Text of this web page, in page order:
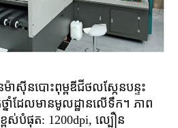
ៃម៉ាស៊ីនបោះពុម្ពឌីជីថលស្កែនបន្ទះ
ាំដែលមានមូលដ្ឋានលើទឹក។ ភាព
គឺខ្ពស់បំផុត: 1200dpi, ល្បឿន